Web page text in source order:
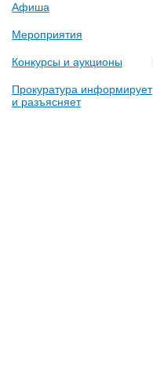
Афиша
Мероприятия
Конкурсы и аукционы
Прокуратура информирует
и разъясняет